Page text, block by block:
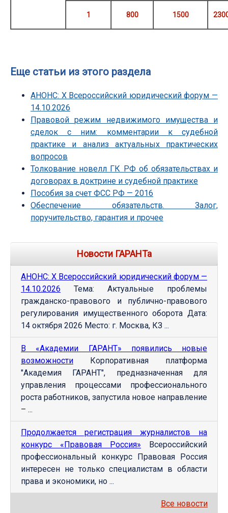
1 800 1500
Еще статьи из этого раздела
АНОНС: Х Всероссийский юридический форум —
14.10.2026
Правовой режим недвижимого имущества и
сделок с ним: комментарии к судебной
практике и анализ актуальных практических
вопросов
Толкование новелл ГК РФ об обязательствах и
договорах в доктрине и судебной практике
Пособия за счет ФСС РФ — 2016
Обеспечение обязательств. Залог,
поручительство, гарантия и прочее
Новости ГАРАНТа
АНОНС: Х Всероссийский юридический форум —
14.10.2026 Тема: Актуальные проблемы
гражданско-правового и публично-правового
регулирования имущественного оборота Дата:
14 октября 2026 Место: г. Москва, КЗ ...
В «Академии ГАРАНТ» появились новые
возможности Корпоративная платформа
"Академия ГАРАНТ", предназначенная для
управления процессами профессионального
роста работников, запустила новое направление
– ...
Продолжается регистрация журналистов на
конкурс «Правовая Россия» Всероссийский
профессиональный конкурс Правовая Россия
интересен не только специалистам в области
права и экономики, но ...
Все новости